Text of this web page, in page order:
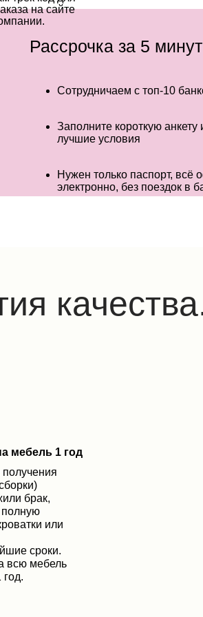
Сотрудничаем с топ-10
Заполните короткую
лучшие условия
Нужен только паспорт, всё
электронно, без поездок в
на сайте
Рассрочка за 5 минут
получения
брак,
или
сроки.
всю мебель
год.
мебель 1 год